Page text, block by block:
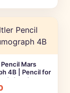
Mars
4B | Pencil for
sketch